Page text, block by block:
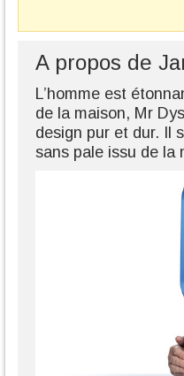
A propos de
L’homme est
de la maison, Mr
design pur et dur. Il
sans pale issu de la